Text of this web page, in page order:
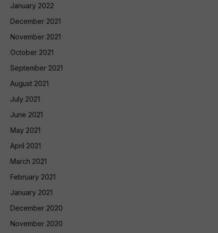
January 2022
December 2021
November 2021
October 2021
September 2021
August 2021
July 2021
June 2021
May 2021
April 2021
March 2021
February 2021
January 2021
December 2020
November 2020